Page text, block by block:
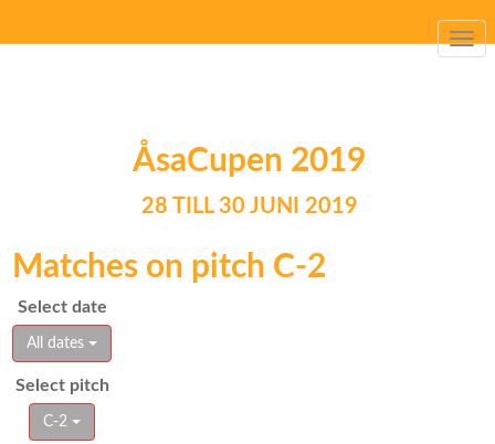
ÅsaCupen 2019
28 TILL 30 JUNI 2019
Matches on pitch C-2
Select date
All dates
Select pitch
C-2